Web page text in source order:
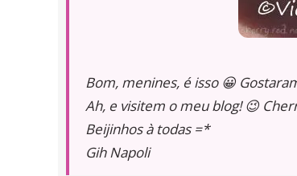
Bom, menines, é isso 😀
Ah, e visitem o meu blog! 😉
Beijinhos à todas =*
Gih Napoli